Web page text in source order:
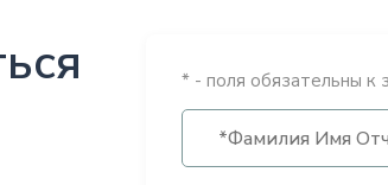
* - поля обязательны к